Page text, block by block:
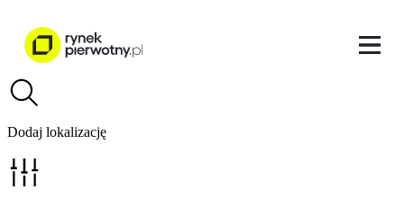
Dodaj lokalizację